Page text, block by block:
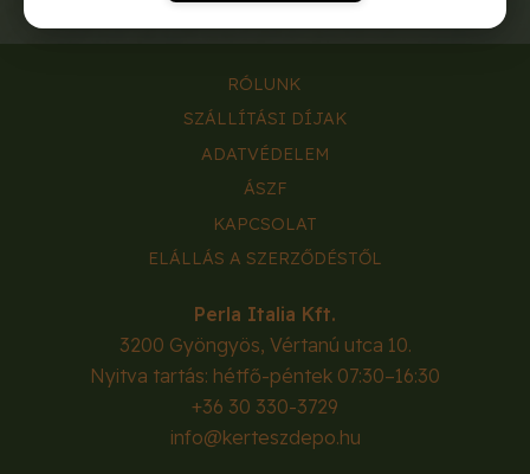
RÓLUNK
SZÁLLÍTÁSI DÍJAK
ADATVÉDELEM
ÁSZF
KAPCSOLAT
ELÁLLÁS A SZERZŐDÉSTŐL
Perla Italia Kft.
3200 Gyöngyös, Vértanú utca 10.
Nyitva tartás: hétfő-péntek 07:30–16:30
+36 30 330-3729
info@kerteszdepo.hu